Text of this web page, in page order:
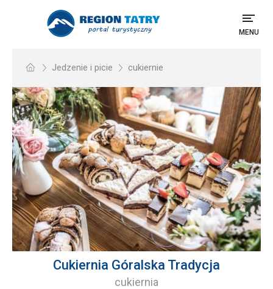
MENU
Jedzenie i picie cukiernie
Cukiernia Góralska Tradycja
cukiernia